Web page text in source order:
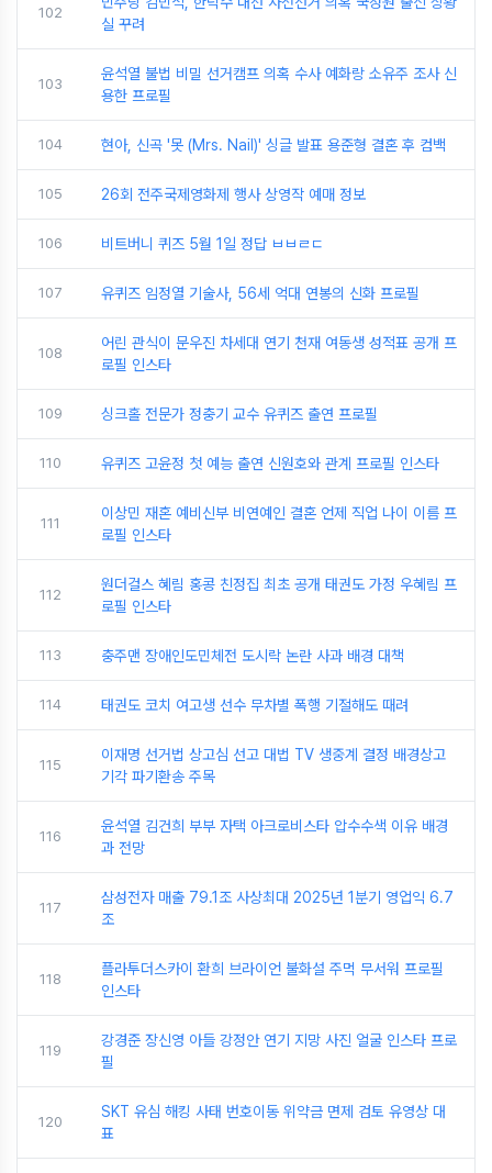
102
실 꾸려
103
윤석열 불법 비밀 선거캠프 의혹 수사 예화랑 소유주 조사 신
용한 프로필
104 현아, 신곡 '못 (Mrs. Nail)' 싱글 발표 용준형 결혼 후 컴백
105 26회 전주국제영화제 행사 상영작 예매 정보
106 비트버니 퀴즈 5월 1일 정답 ㅂㅂㄹㄷ
107 유퀴즈 임정열 기술사, 56세 억대 연봉의 신화 프로필
108
어린 관식이 문우진 차세대 연기 천재 여동생 성적표 공개 프
로필 인스타
109 싱크홀 전문가 정충기 교수 유퀴즈 출연 프로필
110 유퀴즈 고윤정 첫 예능 출연 신원호와 관계 프로필 인스타
111
이상민 재혼 예비신부 비연예인 결혼 언제 직업 나이 이름 프
로필 인스타
112
원더걸스 혜림 홍콩 친정집 최초 공개 태권도 가정 우혜림 프
로필 인스타
113 충주맨 장애인도민체전 도시락 논란 사과 배경 대책
114 태권도 코치 여고생 선수 무차별 폭행 기절해도 때려
115
이재명 선거법 상고심 선고 대법 TV 생중계 결정 배경상고
기각 파기환송 주목
116
윤석열 김건희 부부 자택 아크로비스타 압수수색 이유 배경
과 전망
117
삼성전자 매출 79.1조 사상최대 2025년 1분기 영업익 6.7
조
118
플라투더스카이 환희 브라이언 불화설 주먹 무서워 프로필
인스타
119
강경준 장신영 아들 강정안 연기 지망 사진 얼굴 인스타 프로
필
120
SKT 유심 해킹 사태 번호이동 위약금 면제 검토 유영상 대
표